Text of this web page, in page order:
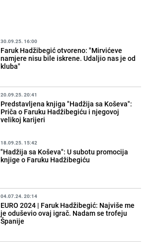
30.09.25. 16:00
Faruk Hadžibegić otvoreno: "Mirvićeve
namjere nisu bile iskrene. Udaljio nas je od
kluba"
20.09.25. 20:41
Predstavljena knjiga "Hadžija sa Koševa":
Priča o Faruku Hadžibegiću i njegovoj
velikoj karijeri
18.09.25. 15:42
"Hadžija sa Koševa": U subotu promocija
knjige o Faruku Hadžibegiću
04.07.24. 20:14
EURO 2024 | Faruk Hadžibegić: Najviše me
je oduševio ovaj igrač. Nadam se trofeju
Španije